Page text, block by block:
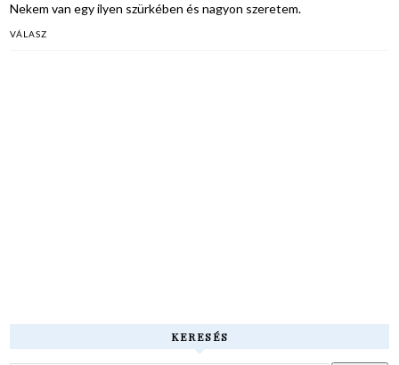
Nekem van egy ilyen szürkében és nagyon szeretem.
VÁLASZ
KERESÉS